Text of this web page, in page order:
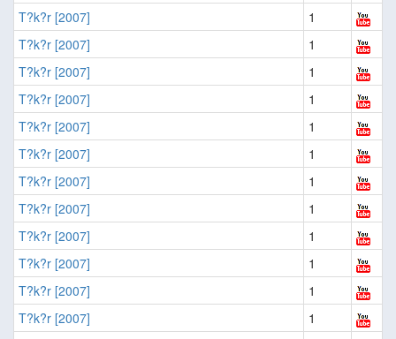
T?k?r [2007]
1
T?k?r [2007]
1
T?k?r [2007]
1
T?k?r [2007]
1
T?k?r [2007]
1
T?k?r [2007]
1
T?k?r [2007]
1
T?k?r [2007]
1
T?k?r [2007]
1
T?k?r [2007]
1
T?k?r [2007]
1
T?k?r [2007]
1